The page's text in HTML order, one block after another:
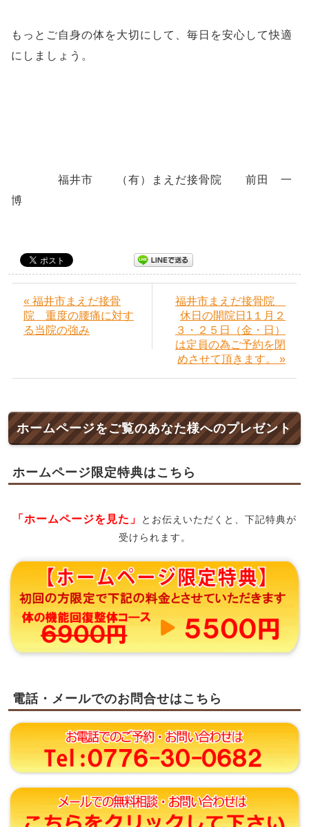
もっとご自身の体を大切にして、毎日を安心して快適
にしましょう。
福井市 （有）まえだ接骨院 前田 一
博
« 福井市まえだ接骨
院 重度の腰痛に対す
る当院の強み
福井市まえだ接骨院
休日の開院日1１月２
３・２５日（金・日）
は定員の為ご予約を閉
めさせて頂きます。 »
ホームページをご覧のあなた様へのプレゼント
ホームページ限定特典はこちら
「ホームページを見た」
とお伝えいただくと、下記特典が
受けられます。
電話・メールでのお問合せはこちら